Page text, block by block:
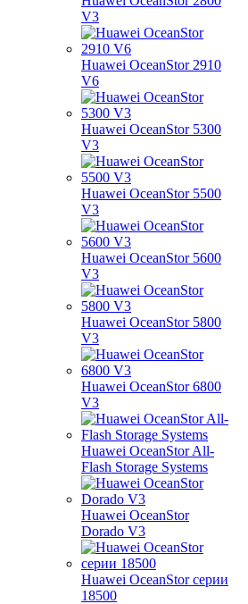
V3
Huawei OceanStor 2910
V6
Huawei OceanStor 5300
V3
Huawei OceanStor 5500
V3
Huawei OceanStor 5600
V3
Huawei OceanStor 5800
V3
Huawei OceanStor 6800
V3
Huawei OceanStor All-
Flash Storage Systems
Huawei OceanStor
Dorado V3
Huawei OceanStor серии
18500